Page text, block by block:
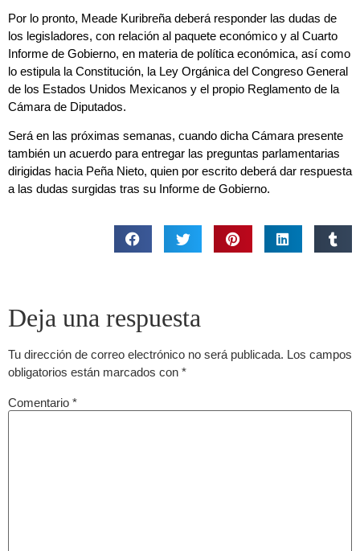
Por lo pronto, Meade Kuribreña deberá responder las dudas de
los legisladores, con relación al paquete económico y al Cuarto
Informe de Gobierno, en materia de política económica, así como
lo estipula la Constitución, la Ley Orgánica del Congreso General
de los Estados Unidos Mexicanos y el propio Reglamento de la
Cámara de Diputados.
Será en las próximas semanas, cuando dicha Cámara presente
también un acuerdo para entregar las preguntas parlamentarias
dirigidas hacia Peña Nieto, quien por escrito deberá dar respuesta
a las dudas surgidas tras su Informe de Gobierno.
Deja una respuesta
Tu dirección de correo electrónico no será publicada. Los campos
obligatorios están marcados con *
Comentario *